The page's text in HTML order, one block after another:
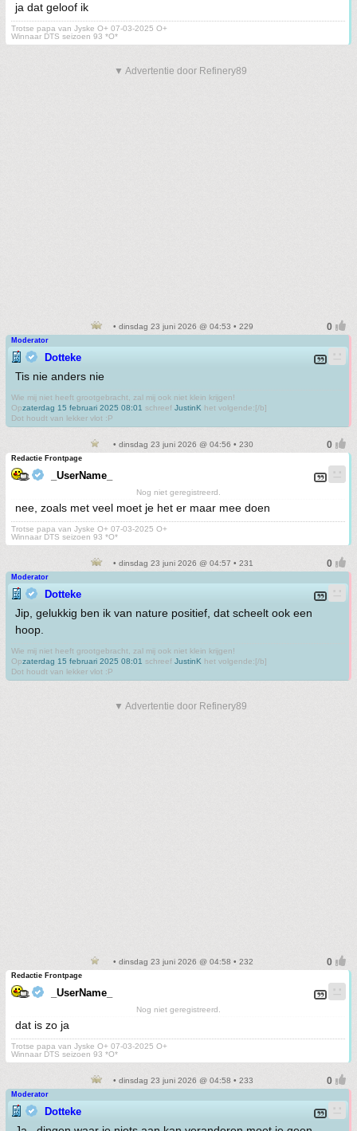
ja dat geloof ik
Trotse papa van Jyske O+ 07-03-2025 O+
Winnaar DTS seizoen 93 *O*
▼ Advertentie door Refinery89
• dinsdag 23 juni 2026 @ 04:53 • 229
Moderator
Dotteke
Tis nie anders nie
Wie mij niet heeft grootgebracht, zal mij ook niet klein krijgen!
Opzaterdag 15 februari 2025 08:01 schreef JustinK het volgende:[/b]
Dot houdt van lekker vlot :P
• dinsdag 23 juni 2026 @ 04:56 • 230
Redactie Frontpage
_UserName_
Nog niet geregistreerd.
nee, zoals met veel moet je het er maar mee doen
Trotse papa van Jyske O+ 07-03-2025 O+
Winnaar DTS seizoen 93 *O*
• dinsdag 23 juni 2026 @ 04:57 • 231
Moderator
Dotteke
Jip, gelukkig ben ik van nature positief, dat scheelt ook een
hoop.
Wie mij niet heeft grootgebracht, zal mij ook niet klein krijgen!
Opzaterdag 15 februari 2025 08:01 schreef JustinK het volgende:[/b]
Dot houdt van lekker vlot :P
▼ Advertentie door Refinery89
• dinsdag 23 juni 2026 @ 04:58 • 232
Redactie Frontpage
_UserName_
Nog niet geregistreerd.
dat is zo ja
Trotse papa van Jyske O+ 07-03-2025 O+
Winnaar DTS seizoen 93 *O*
• dinsdag 23 juni 2026 @ 04:58 • 233
Moderator
Dotteke